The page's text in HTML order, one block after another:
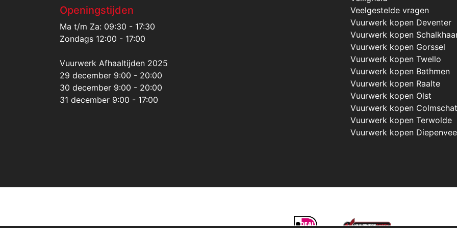
Openingstijden
Ma t/m Za: 09:30 - 17:30
Zondags 12:00 - 17:00
Vuurwerk Afhaaltijden 2025
29 december 9:00 - 20:00
30 december 9:00 - 20:00
31 december 9:00 - 17:00
Veelgestelde vragen
Vuurwerk kopen Deventer
Vuurwerk kopen
Vuurwerk kopen Gorssel
Vuurwerk kopen Twello
Vuurwerk kopen Bathmen
Vuurwerk kopen Raalte
Vuurwerk kopen Olst
Vuurwerk kopen
Vuurwerk kopen Terwolde
Vuurwerk kopen